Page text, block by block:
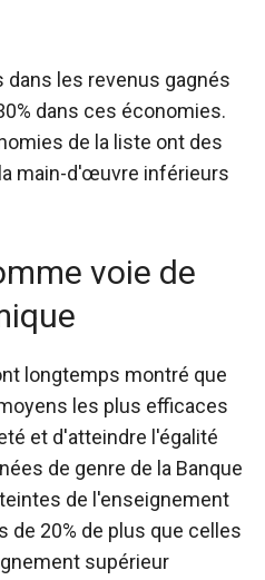
dans les revenus gagnés
dans ces économies.
de la liste ont des
main-d'œuvre inférieurs
voie de
longtemps montré que
les plus efficaces
et d'atteindre l'égalité
de genre de la Banque
de l'enseignement
de 20% de plus que celles
supérieur